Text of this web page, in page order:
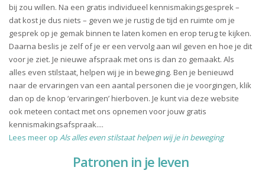
bij zou willen. Na een gratis individueel kennismakingsgesprek –
dat kost je dus niets – geven we je rustig de tijd en ruimte om je
gesprek op je gemak binnen te laten komen en erop terug te kijken.
Daarna beslis je zelf of je er een vervolg aan wil geven en hoe je dit
voor je ziet. Je nieuwe afspraak met ons is dan zo gemaakt. Als
alles even stilstaat, helpen wij je in beweging. Ben je benieuwd
naar de ervaringen van een aantal personen die je voorgingen, klik
dan op de knop ‘ervaringen’ hierboven. Je kunt via deze website
ook meteen contact met ons opnemen voor jouw gratis
kennismakingsafspraak....
Lees meer op Als alles even stilstaat helpen wij je in beweging
Patronen in je leven